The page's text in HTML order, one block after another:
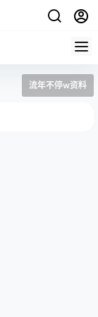
流年不停w资料